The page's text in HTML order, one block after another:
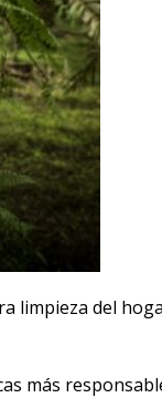
limpieza del
más